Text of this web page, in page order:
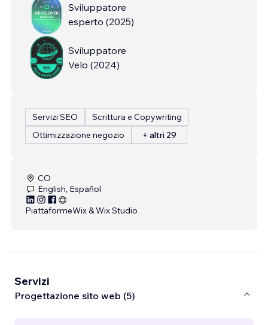
Sviluppatore
esperto (2025)
Sviluppatore
Velo (2024)
Servizi SEO
Scrittura e Copywriting
Ottimizzazione negozio
+ altri 29
CO
English, Español
PiattaformeWix & Wix Studio
Servizi
Progettazione sito web (5)